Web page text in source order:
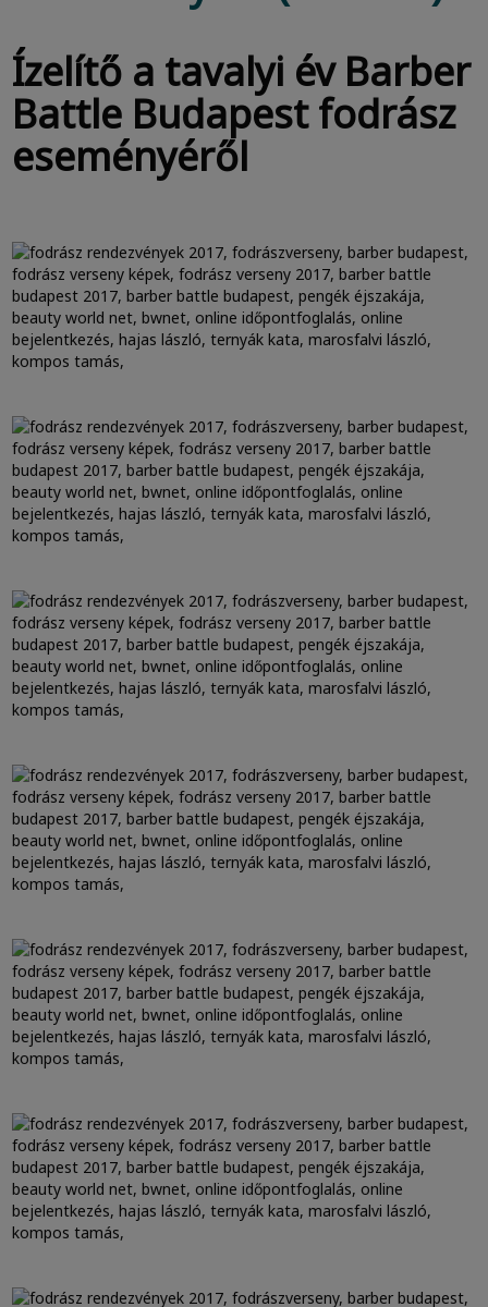
Ízelítő a tavalyi év Barber
Battle Budapest fodrász
eseményéről